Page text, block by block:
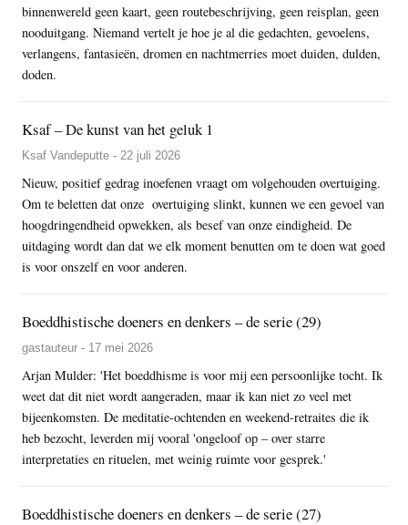
binnenwereld geen kaart, geen routebeschrijving, geen reisplan, geen
nooduitgang. Niemand vertelt je hoe je al die gedachten, gevoelens,
verlangens, fantasieën, dromen en nachtmerries moet duiden, dulden,
doden.
Ksaf – De kunst van het geluk 1
Ksaf Vandeputte - 22 juli 2026
Nieuw, positief gedrag inoefenen vraagt om volgehouden overtuiging.
Om te beletten dat onze overtuiging slinkt, kunnen we een gevoel van
hoogdringendheid opwekken, als besef van onze eindigheid. De
uitdaging wordt dan dat we elk moment benutten om te doen wat goed
is voor onszelf en voor anderen.
Boeddhistische doeners en denkers – de serie (29)
gastauteur - 17 mei 2026
Arjan Mulder: 'Het boeddhisme is voor mij een persoonlijke tocht. Ik
weet dat dit niet wordt aangeraden, maar ik kan niet zo veel met
bijeenkomsten. De meditatie-ochtenden en weekend-retraites die ik
heb bezocht, leverden mij vooral 'ongeloof op – over starre
interpretaties en rituelen, met weinig ruimte voor gesprek.'
Boeddhistische doeners en denkers – de serie (27)